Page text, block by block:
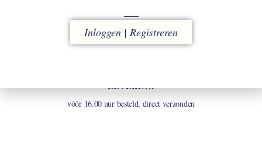
LEVERING
vóór 16.00 uur besteld, direct verzonden
Inloggen | Registreren